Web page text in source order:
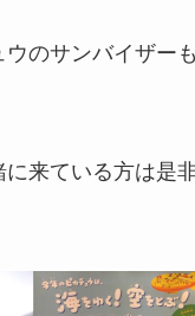
ウのサンバイザー
に来ている方は是